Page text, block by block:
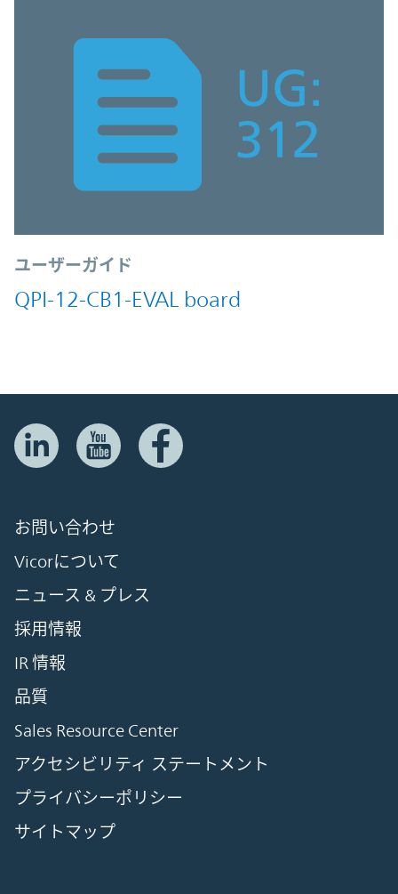
ユーザーガイド
QPI-12-CB1-EVAL board
お問い合わせ
Vicorについて
ニュース & プレス
採用情報
IR 情報
品質
Sales Resource Center
アクセシビリティ ステートメント
プライバシーポリシー
サイトマップ